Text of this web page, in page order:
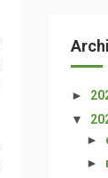
►
▼
►
►